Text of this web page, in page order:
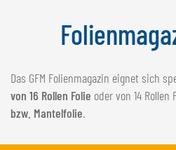
SCHWEIZ
GÖWEIL Schweiz
Das GFM Folienmagazin eignet sich
von 16 Rollen Folie oder von 14 Rollen
bzw. Mantelfolie.